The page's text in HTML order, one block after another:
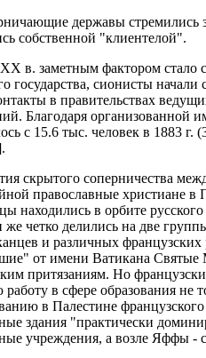
державы стремились
собственной "клиентелой".
в. заметным фактором стало
государства, сионисты
в правительствах
Благодаря организованной
с 15.6 тыс. человек в 1883 г.
скрытого соперничества
православные христиане в
находились в орбите
четко делились на две
и различных
от имени Ватикана Святые
притязаниям. Но
в сфере образования не
в Палестине
здания "практически
учреждения, а возле Яффы -